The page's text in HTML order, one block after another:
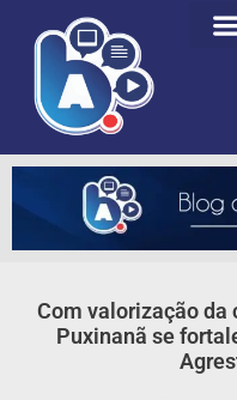
Com valorização
Puxinanã se